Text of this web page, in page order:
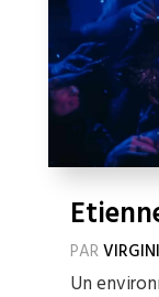
PAR
Un